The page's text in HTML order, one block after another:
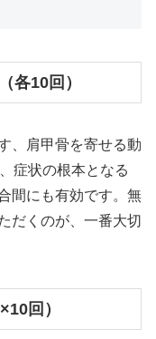
各10回）
、肩甲骨を寄せる動
症状の根本となる
間にも有効です。無
だくのが、一番大切
回）